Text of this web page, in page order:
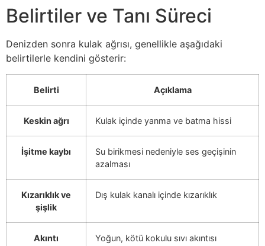
Belirtiler ve Tanı Süreci
Denizden sonra kulak ağrısı, genellikle aşağıdaki
belirtilerle kendini gösterir:
Belirti Açıklama
Keskin ağrı Kulak içinde yanma ve batma hissi
İşitme kaybı
Su birikmesi nedeniyle ses geçişinin
azalması
Kızarıklık ve
şişlik
Dış kulak kanalı içinde kızarıklık
Akıntı Yoğun, kötü kokulu sıvı akıntısı